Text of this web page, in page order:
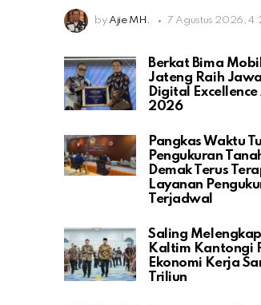
by Ajie MH. 7 Agustus 2026,
Berkat Bima
Jateng Raih
Digital
2026
Pangkas Waktu
Pengukuran
Demak Terus
Layanan
Terjadwal
Saling
Kaltim Kantongi
Ekonomi Kerja
Triliun